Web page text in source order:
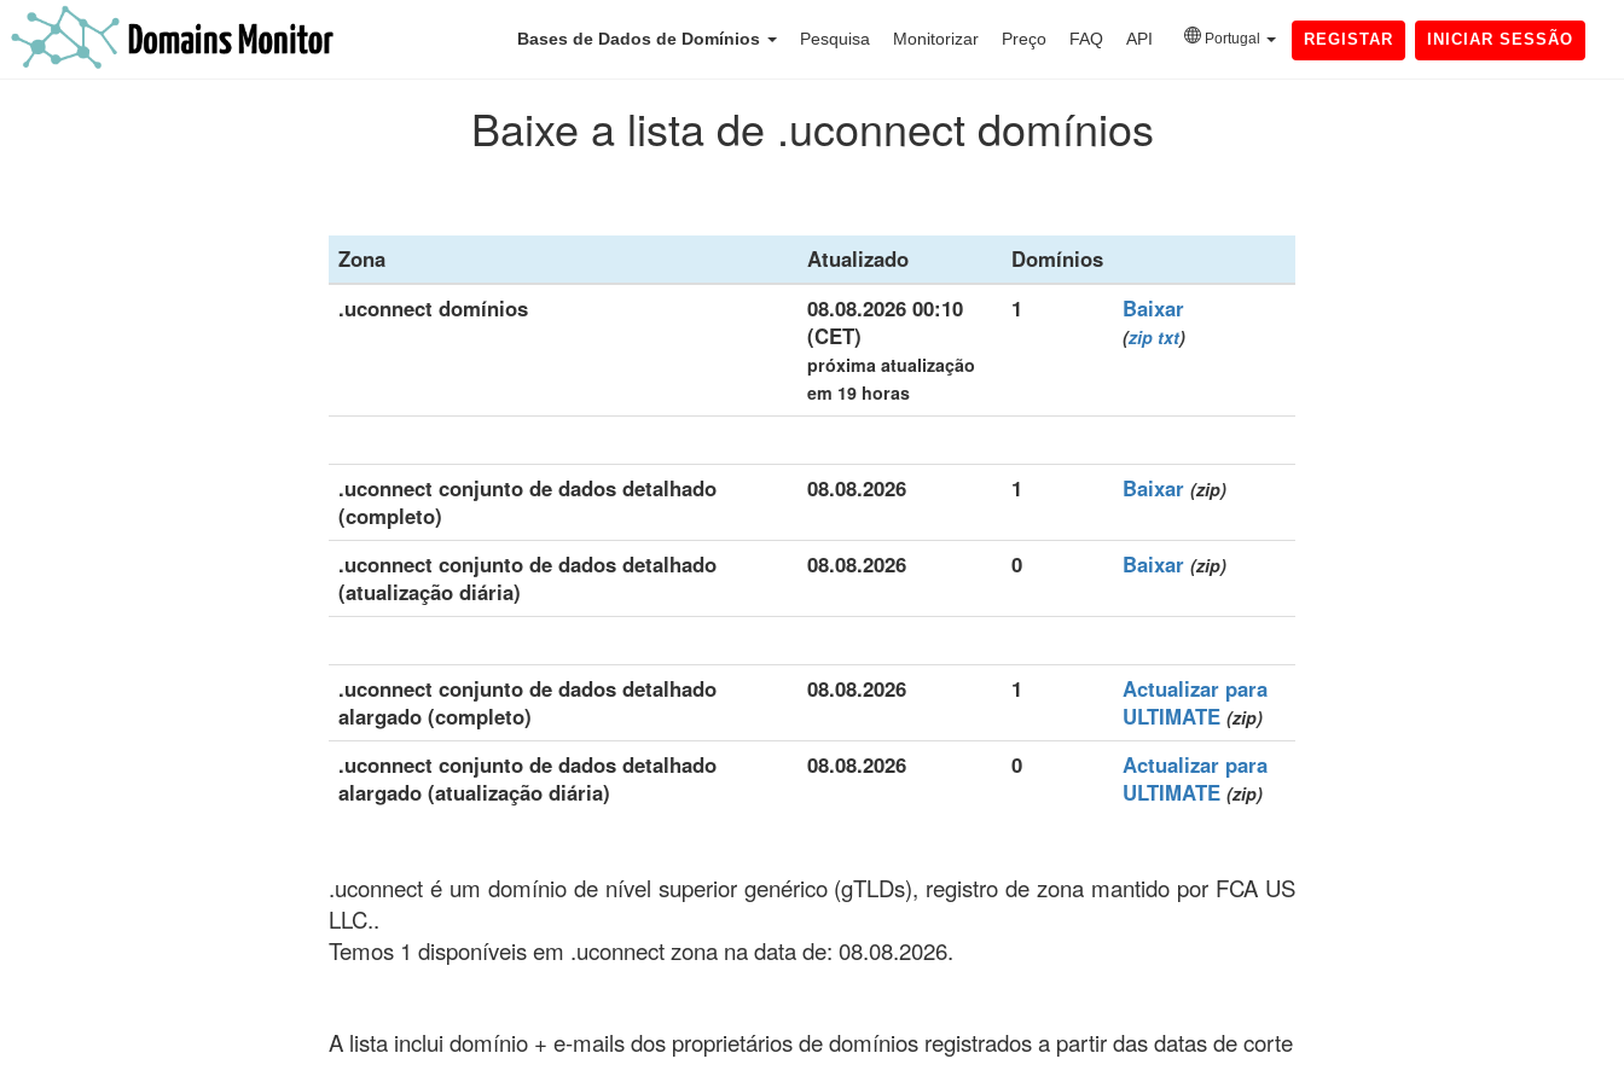
Bases de Dados de Domínios Pesquisa Monitorizar Preço FAQ API Portugal REGISTAR INICIAR SESSÃO
Baixe a lista de .uconnect domínios
Zona Atualizado
Domínios
.uconnect domínios
08.08.2026 00:10
(CET)
próxima atualização
em 19 horas
1 Baixar
(zip txt)
.uconnect conjunto de dados detalhado
(completo)
08.08.2026 1 Baixar (zip)
.uconnect conjunto de dados detalhado
(atualização diária)
08.08.2026 0 Baixar (zip)
.uconnect conjunto de dados detalhado
alargado (completo)
08.08.2026 1
Actualizar para
ULTIMATE (zip)
.uconnect conjunto de dados detalhado
alargado (atualização diária)
08.08.2026 0
Actualizar para
ULTIMATE (zip)
.uconnect é um domínio de nível superior genérico (gTLDs), registro de zona mantido por FCA US
LLC..
Temos 1 disponíveis em .uconnect zona na data de: 08.08.2026.
A lista inclui domínio + e-mails dos proprietários de domínios registrados a partir das datas de corte